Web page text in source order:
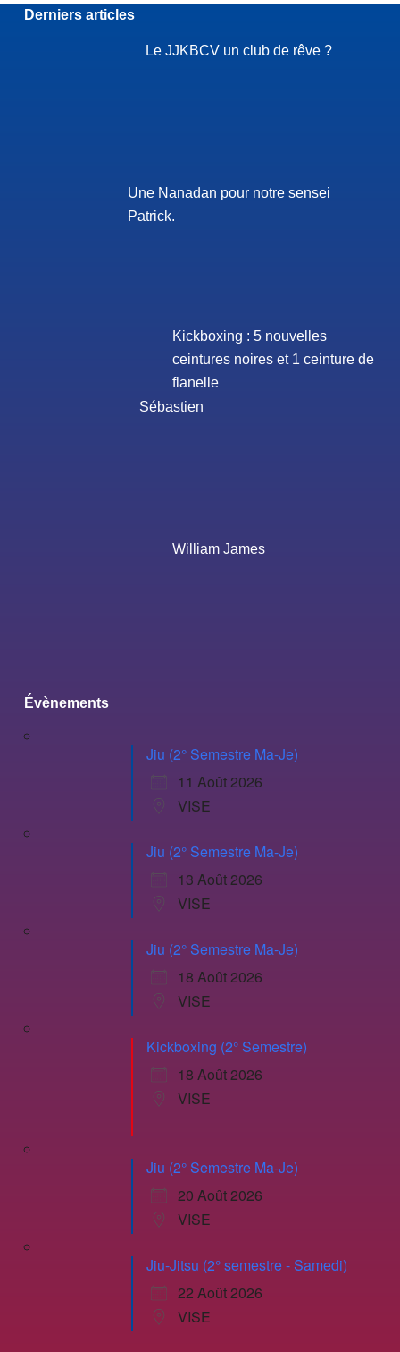
Derniers articles
Le JJKBCV un club de rêve ?
Une Nanadan pour notre sensei
Patrick.
Kickboxing : 5 nouvelles
ceintures noires et 1 ceinture de
flanelle
Sébastien
William James
Évènements
Jiu (2° Semestre Ma-Je)
11 Août 2026
VISE
Jiu (2° Semestre Ma-Je)
13 Août 2026
VISE
Jiu (2° Semestre Ma-Je)
18 Août 2026
VISE
Kickboxing (2° Semestre)
18 Août 2026
VISE
Jiu (2° Semestre Ma-Je)
20 Août 2026
VISE
Jiu-Jitsu (2° semestre - Samedi)
22 Août 2026
VISE